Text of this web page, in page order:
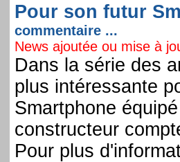
Pour son futur
commentaire ...
News ajoutée ou mise à
Dans la série des
plus intéressante
Smartphone
constructeur
Pour plus